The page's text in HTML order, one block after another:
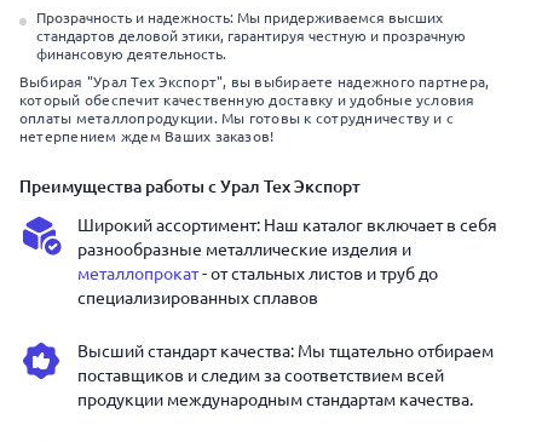
Прозрачность и надежность: Мы придерживаемся высших
стандартов деловой этики, гарантируя честную и прозрачную
финансовую деятельность.
Выбирая "Урал Тех Экспорт", вы выбираете надежного партнера,
который обеспечит качественную доставку и удобные условия
оплаты металлопродукции. Мы готовы к сотрудничеству и с
нетерпением ждем Ваших заказов!
Преимущества работы с Урал Тех Экспорт
Широкий ассортимент: Наш каталог включает в себя
разнообразные металлические изделия и
металлопрокат- от стальных листов и труб до
специализированных сплавов
Высший стандарт качества: Мы тщательно отбираем
поставщиков и следим за соответствием всей
продукции международным стандартам качества.